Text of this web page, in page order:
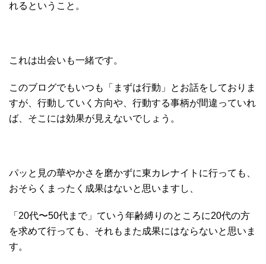
れるということ。
これは出会いも一緒です。
このブログでもいつも「まずは行動」とお話をしておりま
すが、行動していく方向や、行動する事柄が間違っていれ
ば、そこには効果が見えないでしょう。
パッと見の華やかさを磨かずに東カレナイトに行っても、
おそらくまったく成果はないと思いますし、
「20代〜50代まで」ていう年齢縛りのところに20代の方
を求めて行っても、それもまた成果にはならないと思いま
す。